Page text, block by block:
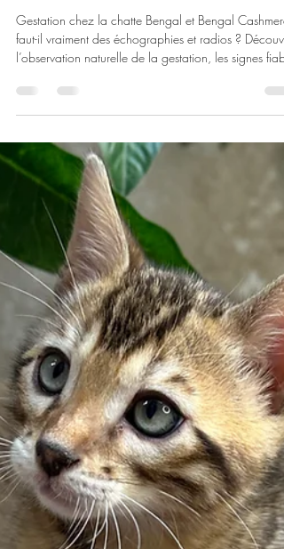
Radios et échographies
gestationnelles : vraiment
indispensables ?
faut-il vraiment des échographies et radios ?
l’observation naturelle de la gestation, les signes
et les réalités de l’élevage félin responsable.